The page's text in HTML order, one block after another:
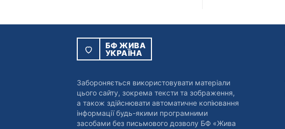
БФ ЖИВА
УКРАЇНА
Забороняється використовувати матеріали
цього сайту, зокрема тексти та зображення,
а також здійснювати автоматичне копіювання
інформації будь-якими програмними
засобами без письмового дозволу БФ «Жива